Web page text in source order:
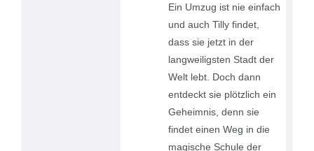
Ein Umzug ist nie einfach
und auch Tilly findet,
dass sie jetzt in der
langweiligsten Stadt der
Welt lebt. Doch dann
entdeckt sie plötzlich ein
Geheimnis, denn sie
findet einen Weg in die
magische Schule der